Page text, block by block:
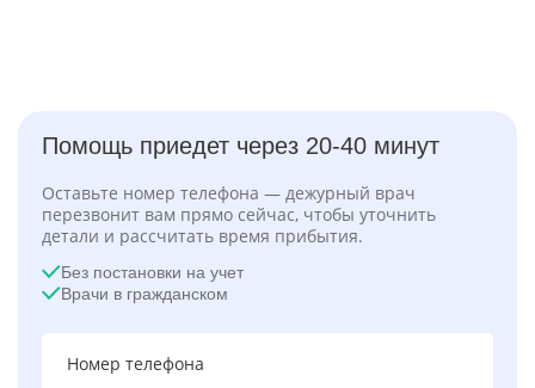
Помощь приедет через 20-40 минут
Оставьте номер телефона — дежурный врач
перезвонит вам прямо сейчас, чтобы уточнить
детали и рассчитать время прибытия.
Без постановки на учет
Врачи в гражданском